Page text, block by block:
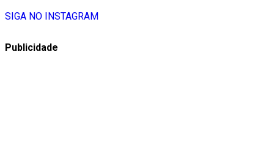
SIGA NO INSTAGRAM
Publicidade